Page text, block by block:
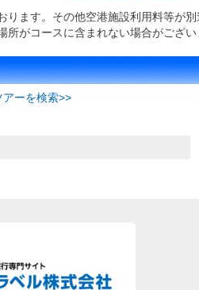
ます。その他空港施設利用料等が
所がコースに含まれない場合がござ
ーを検索>>